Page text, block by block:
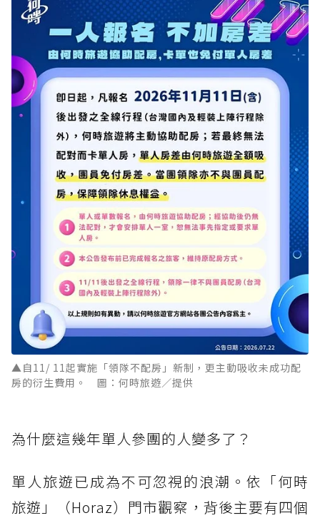
▲自11/ 11起實施「領隊不配房」新制，更主動吸收未成功配
房的衍生費用。 圖：何時旅遊／提供
為什麼這幾年單人參團的人變多了？
單人旅遊已成為不可忽視的浪潮。依「何時
旅遊」（Horaz）門市觀察，背後主要有四個